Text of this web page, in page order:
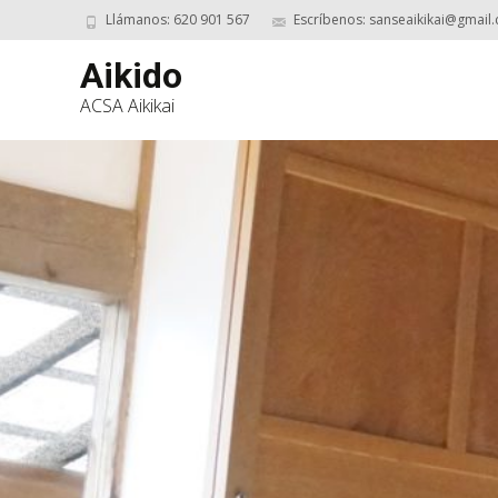
Llámanos: 620 901 567 Escríbenos:
Aikido
ACSA Aikikai